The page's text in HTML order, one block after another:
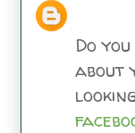
Do
about